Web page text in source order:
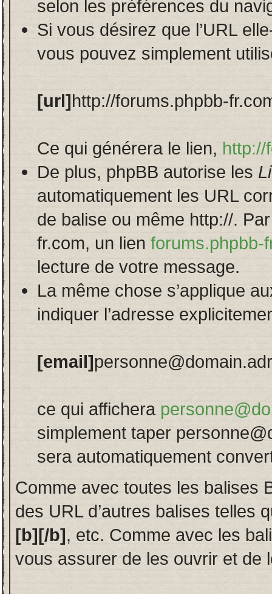
selon les préférences du
Si vous désirez que l’URL
vous pouvez simplement
[url]http://forums.phpbb-
Ce qui générera le lien, http://
De plus, phpBB autorise les
automatiquement les URL
de balise ou même http://.
fr.com, un lien forums.phpbb-
lecture de votre message.
La même chose s’applique
indiquer l’adresse
[email]personne@domain.adr
ce qui affichera
simplement taper
sera automatiquement
Comme avec toutes les balises
des URL d’autres balises telles
[b][/b], etc. Comme avec les
vous assurer de les ouvrir et de